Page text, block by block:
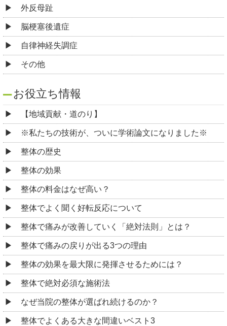
外反母趾
脳梗塞後遺症
自律神経失調症
その他
お役立ち情報
【地域貢献・道のり】
※私たちの技術が、ついに学術論文になりました※
整体の歴史
整体の効果
整体の料金はなぜ高い？
整体でよく聞く好転反応について
整体で痛みが改善していく「絶対法則」とは？
整体で痛みの戻りが出る3つの理由
整体の効果を最大限に発揮させるためには？
整体で絶対必須な施術法
なぜ当院の整体が選ばれ続けるのか？
整体でよくある大きな間違いベスト3